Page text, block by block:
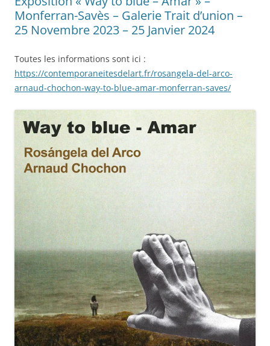
Monferran-Savès – Galerie Trait d’union –
25 Novembre 2023 – 25 Janvier 2024
Toutes les informations sont ici :
https://contemporaneitesdelart.fr/rosangela-del-arco-
arnaud-chochon-way-to-blue-amar-monferran-saves/